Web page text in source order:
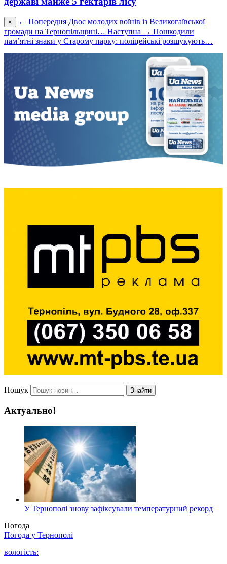
× ← Попередня Двоє молодих воїнів із Великогаївської
громади на Тернопільщині… Наступна → Пошкодили
пам’ятні знаки у Старому парку: поліцейські розшукують…
Пошук Знайти
Актуально!
У Тернополі знову зафіксували температурний рекорд
Погода
Погода у Тернополі
вологість: